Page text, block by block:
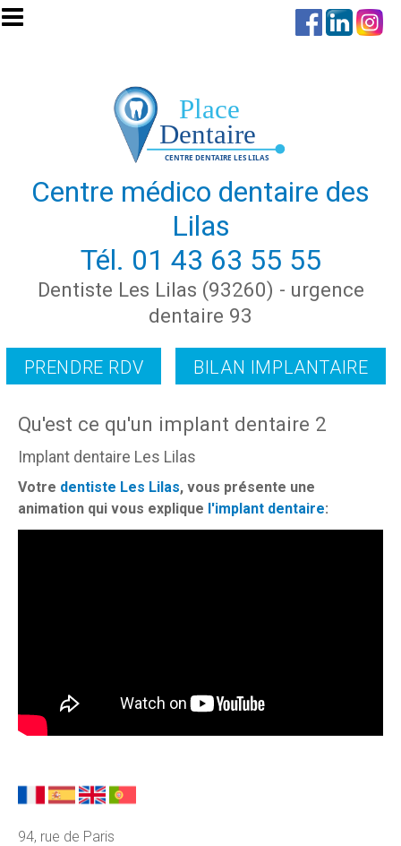
Aller au contenu principal
Centre médico dentaire des
Lilas
Tél. 01 43 63 55 55
Dentiste Les Lilas (93260) - urgence
dentaire 93
PRENDRE RDV BILAN IMPLANTAIRE
Qu'est ce qu'un implant dentaire 2
Implant dentaire Les Lilas
Votre dentiste Les Lilas, vous présente une
animation qui vous explique l'implant dentaire:
94, rue de Paris